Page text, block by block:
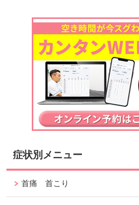
症状別メニュー
首痛 首こり